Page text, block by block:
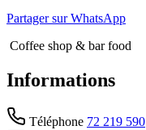
Partager sur WhatsApp
Coffee shop & bar food
Informations
Téléphone 72 219 590